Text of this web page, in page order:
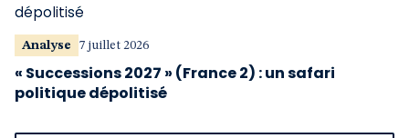
Analyse 7 juillet 2026
« Successions 2027 » (France 2) : un safari
politique dépolitisé